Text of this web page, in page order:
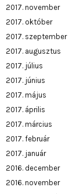
2017. november
2017. október
2017. szeptember
2017. augusztus
2017. július
2017. június
2017. május
2017. április
2017. március
2017. február
2017. január
2016. december
2016. november